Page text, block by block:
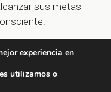
sus metas
Privacidad y Aviso
experiencia en
utilizamos o